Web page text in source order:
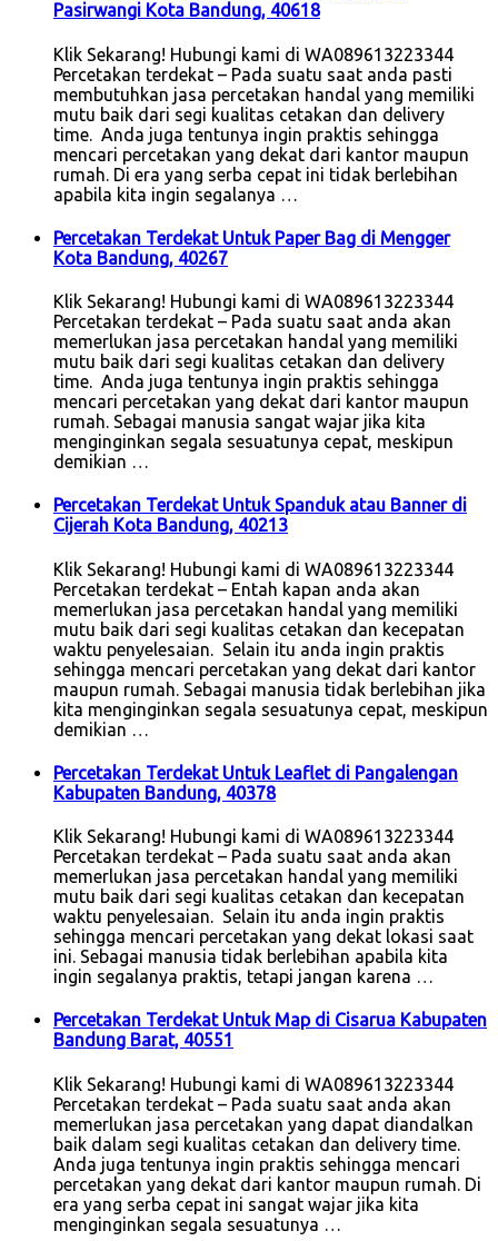
Pasirwangi Kota Bandung, 40618
Klik Sekarang! Hubungi kami di WA089613223344
Percetakan terdekat – Pada suatu saat anda pasti
membutuhkan jasa percetakan handal yang memiliki
mutu baik dari segi kualitas cetakan dan delivery
time. Anda juga tentunya ingin praktis sehingga
mencari percetakan yang dekat dari kantor maupun
rumah. Di era yang serba cepat ini tidak berlebihan
apabila kita ingin segalanya …
Percetakan Terdekat Untuk Paper Bag di Mengger
Kota Bandung, 40267
Klik Sekarang! Hubungi kami di WA089613223344
Percetakan terdekat – Pada suatu saat anda akan
memerlukan jasa percetakan handal yang memiliki
mutu baik dari segi kualitas cetakan dan delivery
time. Anda juga tentunya ingin praktis sehingga
mencari percetakan yang dekat dari kantor maupun
rumah. Sebagai manusia sangat wajar jika kita
menginginkan segala sesuatunya cepat, meskipun
demikian …
Percetakan Terdekat Untuk Spanduk atau Banner di
Cijerah Kota Bandung, 40213
Klik Sekarang! Hubungi kami di WA089613223344
Percetakan terdekat – Entah kapan anda akan
memerlukan jasa percetakan handal yang memiliki
mutu baik dari segi kualitas cetakan dan kecepatan
waktu penyelesaian. Selain itu anda ingin praktis
sehingga mencari percetakan yang dekat dari kantor
maupun rumah. Sebagai manusia tidak berlebihan jika
kita menginginkan segala sesuatunya cepat, meskipun
demikian …
Percetakan Terdekat Untuk Leaflet di Pangalengan
Kabupaten Bandung, 40378
Klik Sekarang! Hubungi kami di WA089613223344
Percetakan terdekat – Pada suatu saat anda akan
memerlukan jasa percetakan handal yang memiliki
mutu baik dari segi kualitas cetakan dan kecepatan
waktu penyelesaian. Selain itu anda ingin praktis
sehingga mencari percetakan yang dekat lokasi saat
ini. Sebagai manusia tidak berlebihan apabila kita
ingin segalanya praktis, tetapi jangan karena …
Percetakan Terdekat Untuk Map di Cisarua Kabupaten
Bandung Barat, 40551
Klik Sekarang! Hubungi kami di WA089613223344
Percetakan terdekat – Pada suatu saat anda akan
memerlukan jasa percetakan yang dapat diandalkan
baik dalam segi kualitas cetakan dan delivery time.
Anda juga tentunya ingin praktis sehingga mencari
percetakan yang dekat dari kantor maupun rumah. Di
era yang serba cepat ini sangat wajar jika kita
menginginkan segala sesuatunya …